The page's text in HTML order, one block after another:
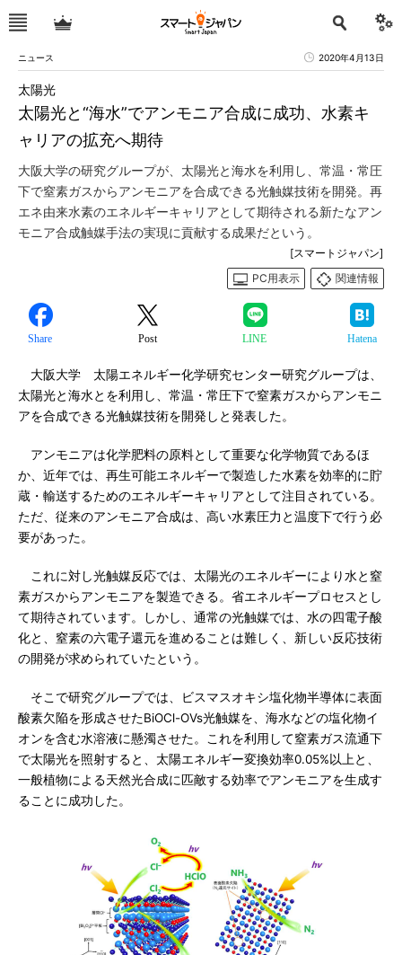
ニュース 2020年4月13日
太陽光と“海水”でアンモニア合成に成功、水素キ
ャリアの拡充へ期待
太陽光
大阪大学の研究グループが、太陽光と海水を利用し、常温・常圧
下で窒素ガスからアンモニアを合成できる光触媒技術を開発。再
エネ由来水素のエネルギーキャリアとして期待される新たなアン
モニア合成触媒手法の実現に貢献する成果だという。
[スマートジャパン]
PC用表示
関連情報
Share Post LINE Hatena
大阪大学 太陽エネルギー化学研究センター研究グループは、
太陽光と海水とを利用し、常温・常圧下で窒素ガスからアンモニ
アを合成できる光触媒技術を開発しと発表した。
アンモニアは化学肥料の原料として重要な化学物質であるほ
か、近年では、再生可能エネルギーで製造した水素を効率的に貯
蔵・輸送するためのエネルギーキャリアとして注目されている。
ただ、従来のアンモニア合成は、高い水素圧力と温度下で行う必
要があった。
これに対し光触媒反応では、太陽光のエネルギーにより水と窒
素ガスからアンモニアを製造できる。省エネルギープロセスとし
て期待されています。しかし、通常の光触媒では、水の四電子酸
化と、窒素の六電子還元を進めることは難しく、新しい反応技術
の開発が求められていたという。
そこで研究グループでは、ビスマスオキシ塩化物半導体に表面
酸素欠陥を形成させたBiOCl-OVs光触媒を、海水などの塩化物イ
オンを含む水溶液に懸濁させた。これを利用して窒素ガス流通下
で太陽光を照射すると、太陽エネルギー変換効率0.05%以上と、
一般植物による天然光合成に匹敵する効率でアンモニアを生成す
ることに成功した。